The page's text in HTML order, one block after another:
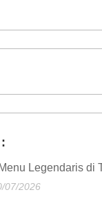
Legendaris di
07/2026